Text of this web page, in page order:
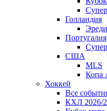
Голландия
Португалия
США
MLS
Копа
Хоккей
Все
КХЛ 2026/